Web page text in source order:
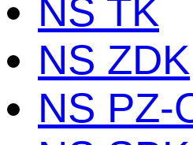
NS TK
NS ZDK
NS PZ-